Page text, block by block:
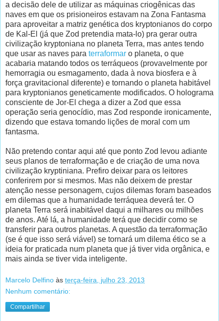
a decisão dele de utilizar as máquinas criogênicas das
naves em que os prisioneiros estavam na Zona Fantasma
para aproveitar a matriz genética dos kryptonianos do corpo
de Kal-El (já que Zod pretendia mata-lo) pra gerar outra
civilização kryptoniana no planeta Terra, mas antes tendo
que usar as naves para terraformar o planeta, o que
acabaria matando todos os terráqueos (provavelmente por
hemorragia ou esmagamento, dada à nova biosfera e à
força gravitacional diferente) e tornando o planeta habitável
para kryptonianos geneticamente modificados. O holograma
consciente de Jor-El chega a dizer a Zod que essa
operação seria genocídio, mas Zod responde ironicamente,
dizendo que estava tomando lições de moral com um
fantasma.
Não pretendo contar aqui até que ponto Zod levou adiante
seus planos de terraformação e de criação de uma nova
civilização kryptiniana. Prefiro deixar para os leitores
conferirem por si mesmos. Mas não deixem de prestar
atenção nesse personagem, cujos dilemas foram baseados
em dilemas que a humanidade terráquea deverá ter. O
planeta Terra será inabitável daqui a milhares ou milhões
de anos. Até lá, a humanidade terá que decidir como se
transferir para outros planetas. A questão da terraformação
(se é que isso será viável) se tornará um dilema ético se a
ideia for praticada num planeta que já tiver vida orgânica, e
mais ainda se tiver vida inteligente.
Marcelo Delfino às terça-feira, julho 23, 2013
Nenhum comentário:
Compartilhar